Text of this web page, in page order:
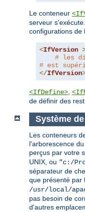
Le conteneur
serveur
configurations de
<IfVersion
# les
# est
</IfVersion
<IfDefine>
de définir des
Système
Les conteneurs
l'arborescence
perçus par votre
UNIX, ou "c:/
séparateur de
que présenté par
/usr/local/
pas besoin de
d'autres